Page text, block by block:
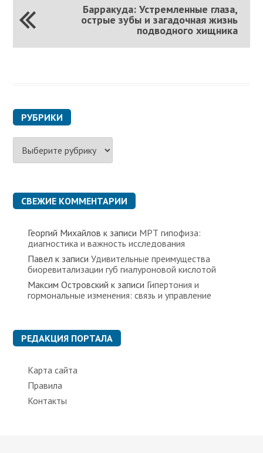
Барракуда: Устремленные глаза,
острые зубы и загадочная жизнь
подводного хищника
РУБРИКИ
Р
б
к
и СВЕЖИЕ КОММЕНТАРИИ
Георгий Михайлов к записи МРТ гипофиза:
диагностика и важность исследования
Павел к записиУдивительные преимущества
биоревитализации губ гиалуроновой кислотой
Максим Островский к записи Гипертония и
гормональные изменения: связь и управление
РЕДАКЦИЯ ПОРТАЛА
Карта сайта
Правила
Контакты